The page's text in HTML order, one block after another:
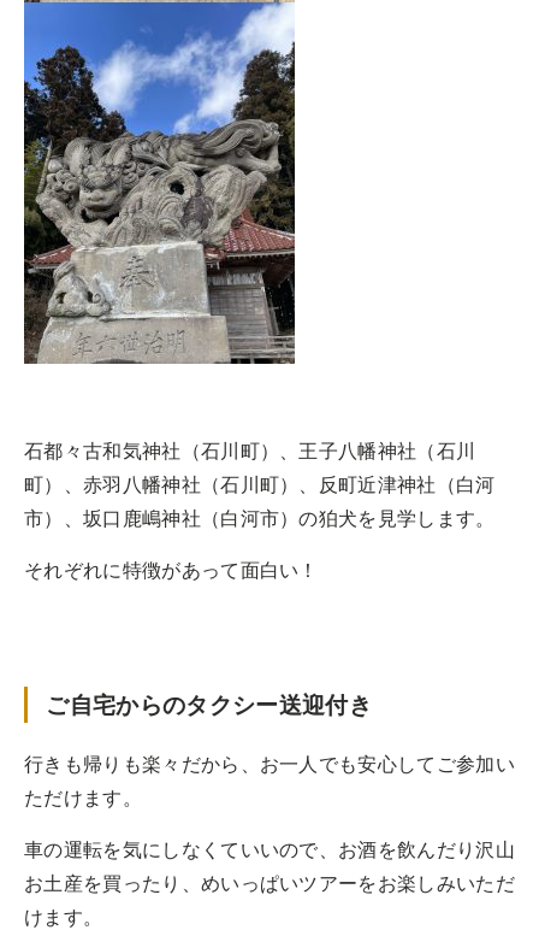
石都々古和気神社（石川町）、王子八幡神社（石川
町）、赤羽八幡神社（石川町）、反町近津神社（白河
市）、坂口鹿嶋神社（白河市）の狛犬を見学します。
それぞれに特徴があって面白い！
ご自宅からのタクシー送迎付き
行きも帰りも楽々だから、お一人でも安心してご参加い
ただけます。
車の運転を気にしなくていいので、お酒を飲んだり沢山
お土産を買ったり、めいっぱいツアーをお楽しみいただ
けます。